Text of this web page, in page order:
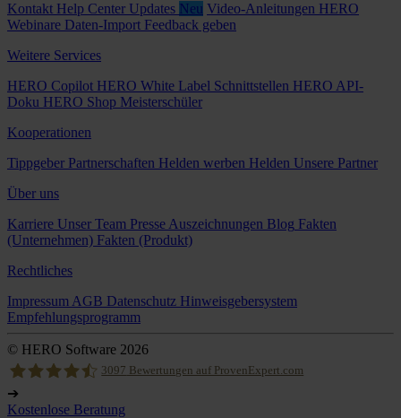
Kontakt Help Center Updates Neu Video-Anleitungen HERO
Webinare Daten-Import Feedback geben
Weitere Services
HERO Copilot HERO White Label Schnittstellen HERO API-
Doku HERO Shop Meisterschüler
Kooperationen
Tippgeber Partnerschaften Helden werben Helden Unsere Partner
Über uns
Karriere Unser Team Presse Auszeichnungen Blog Fakten
(Unternehmen) Fakten (Produkt)
Rechtliches
Impressum AGB Datenschutz Hinweisgebersystem
Empfehlungsprogramm
© HERO Software 2026
3097 Bewertungen auf ProvenExpert.com
➔
Kostenlose Beratung